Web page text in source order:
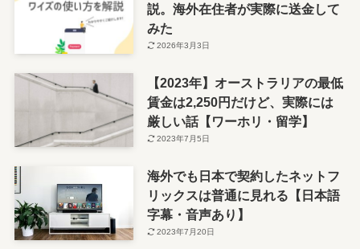
説。海外在住者が実際に送金して
みた
2026年3月3日
【2023年】オーストラリアの最低
賃金は2,250円だけど、実際には
厳しい話【ワーホリ・留学】
2023年7月5日
海外でも日本で契約したネットフ
リックスは普通に見れる【日本語
字幕・音声あり】
2023年7月20日